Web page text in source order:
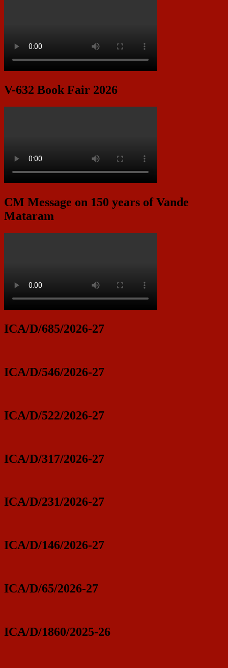
V-632 Book Fair 2026
CM Message on 150 years of Vande
Mataram
ICA/D/685/2026-27
ICA/D/546/2026-27
ICA/D/522/2026-27
ICA/D/317/2026-27
ICA/D/231/2026-27
ICA/D/146/2026-27
ICA/D/65/2026-27
ICA/D/1860/2025-26